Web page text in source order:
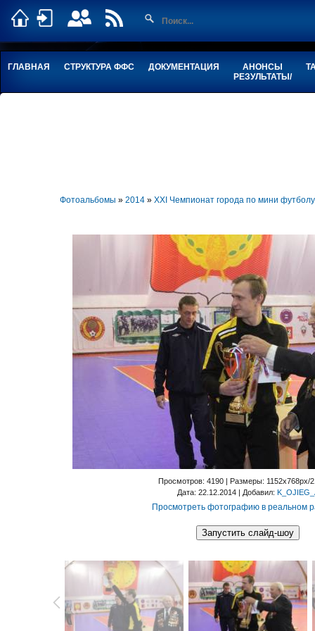
ГЛАВНАЯ СТРУКТУРА ФФС ДОКУМЕНТАЦИЯ
АНОНСЫ
РЕЗУЛЬТАТЫ/
Фотоальбомы » 2014» XXI Чемпионат города по мини
Просмотров: 4190 | Размеры: 1152x768px/
Дата: 22.12.2014 | Добавил:
Просмотреть фотографию в реальном